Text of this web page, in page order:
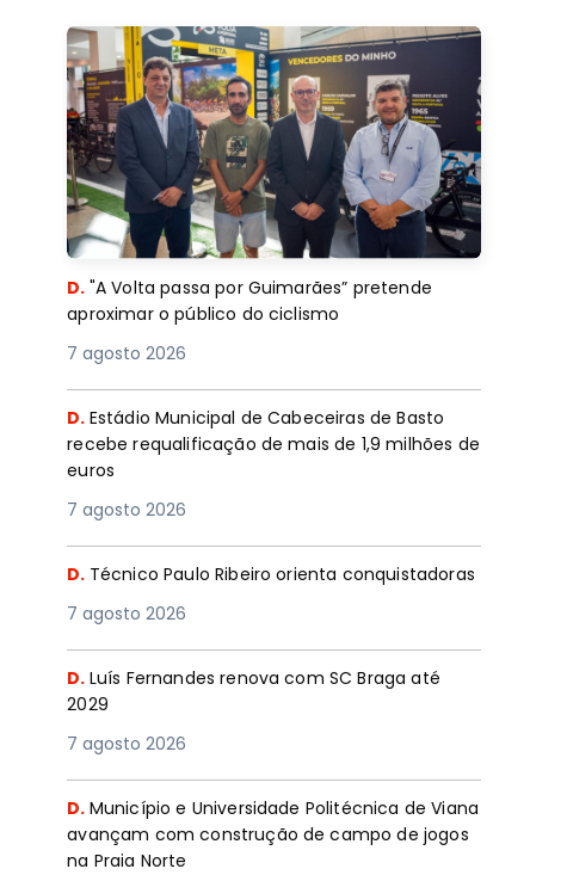
D. "A Volta passa por Guimarães” pretende
aproximar o público do ciclismo
7 agosto 2026
D. Estádio Municipal de Cabeceiras de Basto
recebe requalificação de mais de 1,9 milhões de
euros
7 agosto 2026
D. Técnico Paulo Ribeiro orienta conquistadoras
7 agosto 2026
D. Luís Fernandes renova com SC Braga até
2029
7 agosto 2026
D. Município e Universidade Politécnica de Viana
avançam com construção de campo de jogos
na Praia Norte